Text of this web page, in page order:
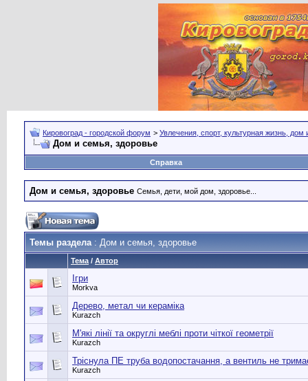
Кировоград - городской форум > Увлечения, спорт, культурная жизнь, дом
Дом и семья, здоровье
Справка
Дом и семья, здоровье Семья, дети, мой дом, здоровье...
Темы раздела: Дом и семья, здоровье
Тема / Автор
Ігри
Morkva
Дерево, метал чи кераміка
Kurazch
М'які лінії та округлі меблі проти чіткої геометрії
Kurazch
Тріснула ПЕ труба водопостачання, а вентиль не
Kurazch